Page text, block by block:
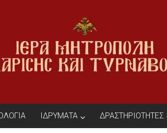
ΙΔΡΥΜΑΤΑ ΔΡΑΣΤΗΡΙΟΤΗΤΕΣ